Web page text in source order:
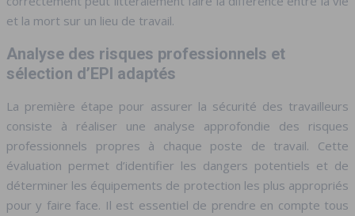
et la mort sur un lieu de travail.
Analyse des risques professionnels et
sélection d’EPI adaptés
La première étape pour assurer la sécurité des travailleurs
consiste à réaliser une analyse approfondie des risques
professionnels propres à chaque poste de travail. Cette
évaluation permet d’identifier les dangers potentiels et de
déterminer les équipements de protection les plus appropriés
pour y faire face. Il est essentiel de prendre en compte tous